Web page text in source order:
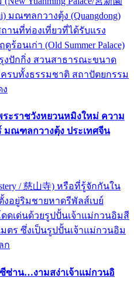
มณฑลกวางตุ้ง (Quangdong)
านที่ท่องเที่ยวที่ได้รับแรง
อนเก่า (Old Summer Palace)
ปักกิ่ง สวนสาธารณะขนาด
รบทั้งธรรมชาติ สถาปัตยกรรม
พระราชวังหยวนหมิงใหม่ ความ
มณฑลกวางตุ้ง ประเทศจีน
/ 慈山寺) หรือที่รู้จักกันใน
อยู่ริมชายหาดรีพัลส์เบย์
ดดเด่นด้วยรูปปั้นเจ้าแม่กวนอิมสี
ตร ซึ่งเป็นรูปปั้นเจ้าแม่กวนอิม
ก
ซีซ่าน…งามสง่าเจ้าแม่กวนอิ